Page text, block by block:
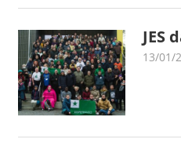
JES
13/01/